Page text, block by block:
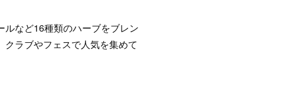
など16種類のハーブをブレン
ラブやフェスで人気を集めて